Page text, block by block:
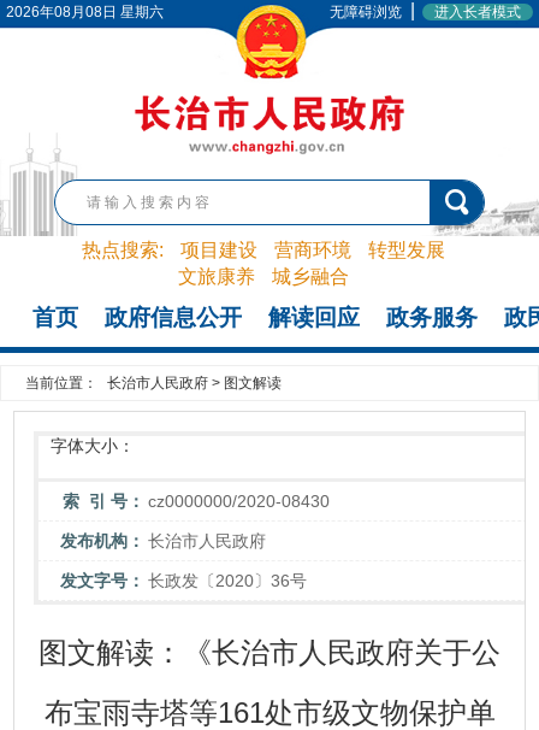
2026年08月08日 星期六 无障碍浏览 进入长者模式
热点搜索: 项目建设 营商环境
转型发展
文旅康养
城乡融合
首页 政府信息公开 解读回应 政务服务 政
当前位置： 长治市人民政府 > 图文解读
字体大小：
索 引 号： cz0000000/2020-08430
发布机构： 长治市人民政府
发文字号： 长政发〔2020〕36号
图文解读：《长治市人民政府关于公
布宝雨寺塔等161处市级文物保护单